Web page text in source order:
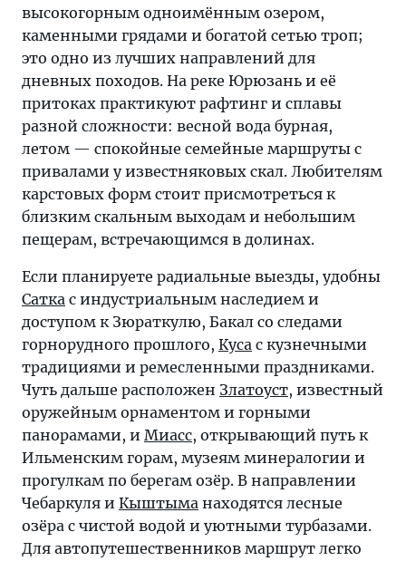
высокогорным одноимённым озером,
каменными грядами и богатой сетью троп;
это одно из лучших направлений для
дневных походов. На реке Юрюзань и её
притоках практикуют рафтинг и сплавы
разной сложности: весной вода бурная,
летом — спокойные семейные маршруты с
привалами у известняковых скал. Любителям
карстовых форм стоит присмотреться к
близким скальным выходам и небольшим
пещерам, встречающимся в долинах.
Если планируете радиальные выезды, удобны
Сатка с индустриальным наследием и
доступом к Зюраткулю, Бакал со следами
горнорудного прошлого, Куса с кузнечными
традициями и ремесленными праздниками.
Чуть дальше расположен Златоуст, известный
оружейным орнаментом и горными
панорамами, и Миасс, открывающий путь к
Ильменским горам, музеям минералогии и
прогулкам по берегам озёр. В направлении
Чебаркуля и Кыштыма находятся лесные
озёра с чистой водой и уютными турбазами.
Для автопутешественников маршрут легко